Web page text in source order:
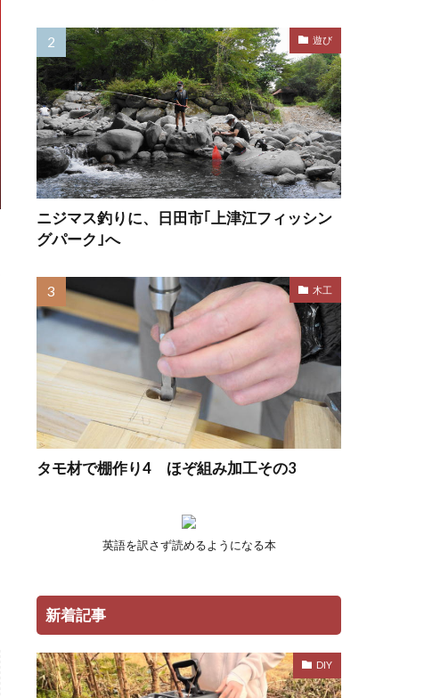
遊び
ニジマス釣りに、日田市｢上津江フィッシン
グパーク｣へ
木工
タモ材で棚作り4 ほぞ組み加工その3
英語を訳さず読めるようになる本
新着記事
DIY